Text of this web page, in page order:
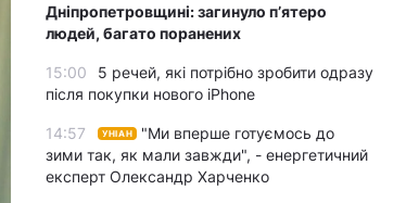
Дніпропетровщині: загинуло пʼятеро
людей, багато поранених
15:00
5 речей, які потрібно зробити одразу
після покупки нового iPhone
14:57 УНІАН
"Ми вперше готуємось до
зими так, як мали завжди", - енергетичний
експерт Олександр Харченко